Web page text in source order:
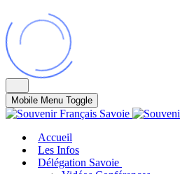
Mobile Menu Toggle
Accueil
Les Infos
Délégation Savoie